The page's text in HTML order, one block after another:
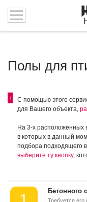
Полы для
i С помощью этого
для Вашего объекта,
На 3-х расположенных
в которых в данный
подбора подходящего
выберите ту кнопку,
Бетонного
Требуется его